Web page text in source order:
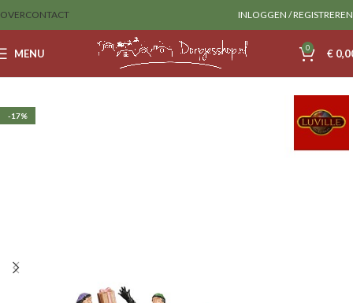
OVERCONTACT INLOGGEN / REGISTREREN
MENU 0 €
Accessoires
-17%